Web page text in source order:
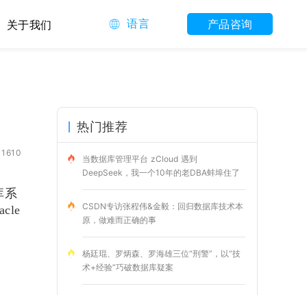
关于我们 语言 产品咨询
1610
系
热门推荐
当数据库管理平台 zCloud 遇到
DeepSeek，我一个10年的老DBA蚌埠住了
CSDN专访张程伟&金毅：回归数据库技术本
原，做难而正确的事
杨廷琨、罗炳森、罗海雄三位“刑警”，以“技
术+经验”巧破数据库疑案